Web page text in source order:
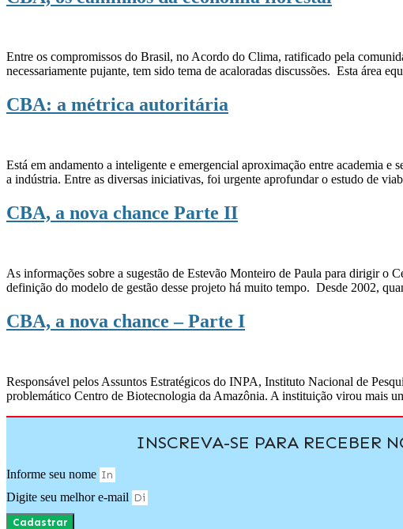
Entre os compromissos do Brasil, no Acordo do Clima, ratificado pela
necessariamente pujante, tem sido tema de acaloradas discussões. Esta área
CBA: a métrica autoritária
Está em andamento a inteligente e emergencial aproximação entre academia
a indústria. Entre as diversas iniciativas, foi urgente aprofundar o estudo de
CBA, a nova chance Parte II
As informações sobre a sugestão de Estevão Monteiro de Paula para dirigir o
definição do modelo de gestão desse projeto há muito tempo. Desde 2002,
CBA, a nova chance – Parte I
Responsável pelos Assuntos Estratégicos do INPA, Instituto Nacional de
problemático Centro de Biotecnologia da Amazônia. A instituição virou mais
INSCREVA-SE PARA RECEBER
Informe seu nome
Digite seu melhor e-mail
Cadastrar